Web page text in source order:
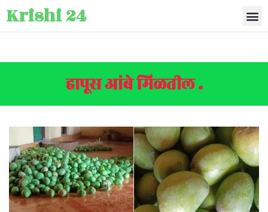
Krishi 24
हापूस आंबे मिळतील .